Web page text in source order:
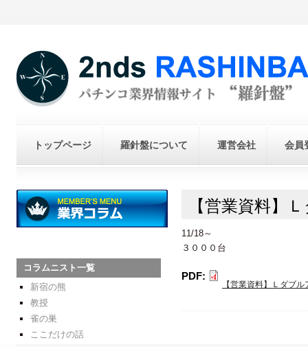
トップページ 羅針盤について 運営会社 会員
コラムニスト一覧
新宿の熊
教授
雀の巣
ここだけの話
【営業資料】
11/18～
３０００台
PDF:
【営業資料】Ｌダブ